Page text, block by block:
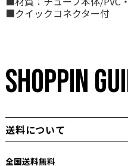
■クイックコネクター付
SHOPPIN
送料について
全国送料無料